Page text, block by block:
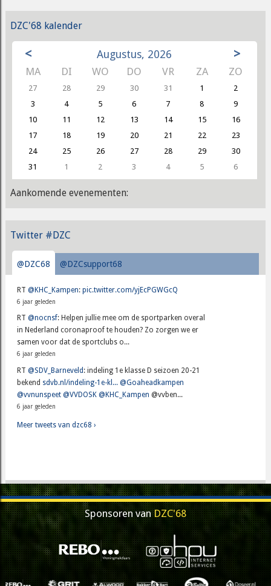
DZC'68 kalender
< Augustus, 2026 >
MA DI WO DO VR ZA ZO
27 28 29 30 31 1
2
3
4 5 6 7 8
9
10
11 12 13 14 15
16
17
18 19 20 21 22
23
24
25 26 27 28 29
30
31
1 2 3 4 5 6
Aankomende evenementen:
Twitter #DZC
@DZC68 @DZCsupport68
RT@KHC_Kampen:pic.twitter.com/yjEcPGWGcQ
6 jaar geleden
RT@nocnsf: Helpen jullie mee om de sportparken overal
in Nederland coronaproof te houden? Zo zorgen we er
samen voor dat de sportclubs o...
6 jaar geleden
RT@SDV_Barneveld : indeling 1e klasse D seizoen 20-21
bekend sdvb.nl/indeling-1e-kl... @Goaheadkampen
@vvnunspeet @VVDOSK @KHC_Kampen @vvben...
6 jaar geleden
Meer tweets van dzc68 ›
Sponsoren vanDZC'68